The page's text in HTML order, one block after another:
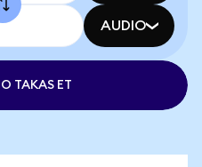
AUDIO
TAKAS ET